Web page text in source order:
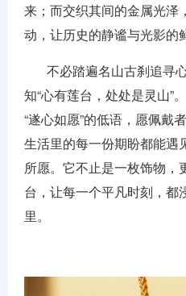
来；而交织其间的金属光泽
动，让历史的静谧与光影的
不必踏遍名山古刹追寻
知“心有莲台，处处是灵山”
“遂心如愿”的低语，愿佩戴
生活里的每一份期盼都能遇
所愿。它不止是一枚饰物，
台，让每一个平凡时刻，都
里。